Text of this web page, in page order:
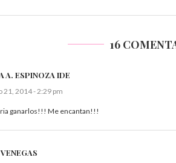
16
A. ESPINOZA IDE
21, 2014 - 2:29 pm
ganarlos!!! Me encantan!!!